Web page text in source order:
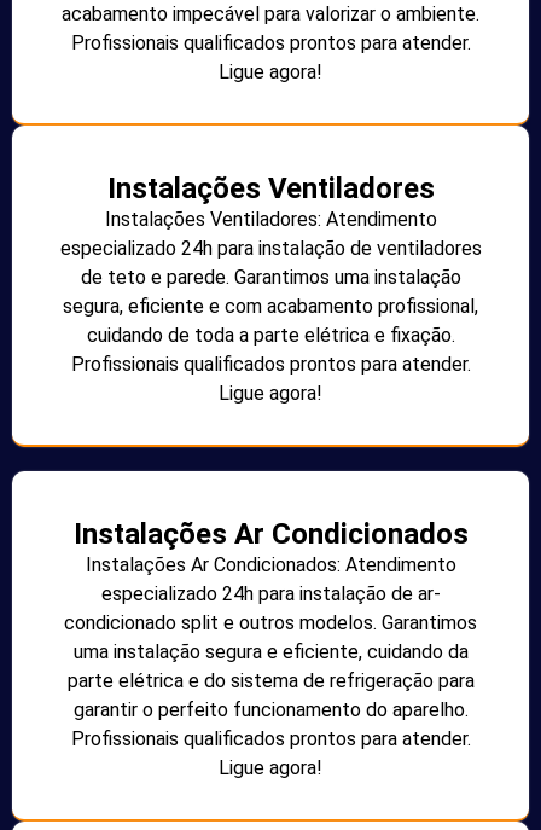
acabamento impecável para valorizar o ambiente.
Profissionais qualificados prontos para atender.
Ligue agora!
Instalações Ventiladores
Instalações Ventiladores: Atendimento
especializado 24h para instalação de ventiladores
de teto e parede. Garantimos uma instalação
segura, eficiente e com acabamento profissional,
cuidando de toda a parte elétrica e fixação.
Profissionais qualificados prontos para atender.
Ligue agora!
Instalações Ar Condicionados
Instalações Ar Condicionados: Atendimento
especializado 24h para instalação de ar-
condicionado split e outros modelos. Garantimos
uma instalação segura e eficiente, cuidando da
parte elétrica e do sistema de refrigeração para
garantir o perfeito funcionamento do aparelho.
Profissionais qualificados prontos para atender.
Ligue agora!